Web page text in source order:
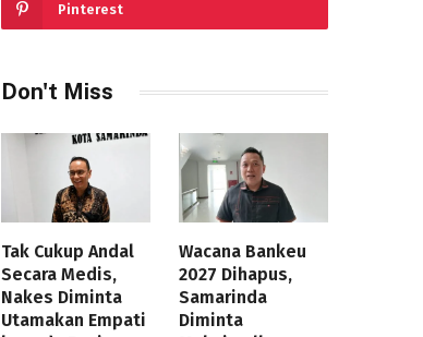
Pinterest
Don't Miss
Tak Cukup Andal
Secara Medis,
Nakes Diminta
Utamakan Empati
Wacana Bankeu
2027 Dihapus,
Samarinda
Diminta